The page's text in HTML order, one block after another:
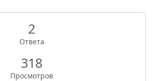
2
Ответа
318
Просмотров